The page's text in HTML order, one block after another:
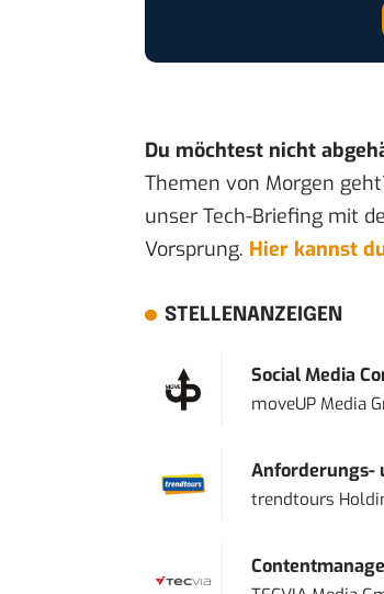
Du möchtest nicht
Themen von Morgen
unser Tech-Briefing mit
Vorsprung. Hier kannst
STELLENANZEIGEN
Social Media
moveUP Media
Anforderungs-
trendtours